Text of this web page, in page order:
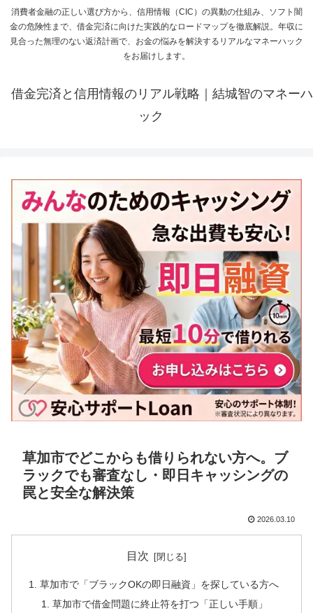
消費者金融の正しい選び方から、信用情報（CIC）の異動の仕組み、ソフト闇
金の危険性まで、借金完済に向けた実践的なロードマップを徹底解説。年収に
見合った無理のない返済計画で、お金の悩みを解決するリアルなマネーハック
をお届けします。
借金完済と信用情報のリアル戦略｜結城智のマネーハ
ック
草加市でどこからも借りられない方へ。ブ
ラックでも審査なし・即日キャッシングの
罠と安全な解決策
2026.03.10
目次
草加市で「ブラックOKの即日融資」を探している方へ
草加市で借金問題に終止符を打つ「正しい手順」